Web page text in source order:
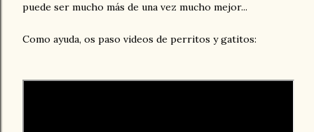
puede ser mucho más de una vez mucho mejor...
Como ayuda, os paso videos de perritos y gatitos: